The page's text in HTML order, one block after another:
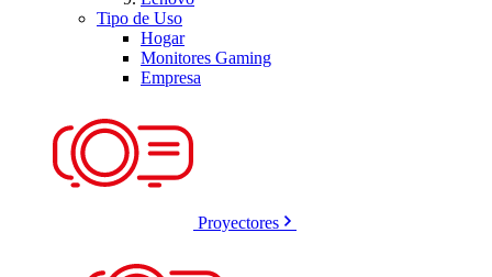
Tipo de Uso
Hogar
Monitores Gaming
Empresa
Proyectores